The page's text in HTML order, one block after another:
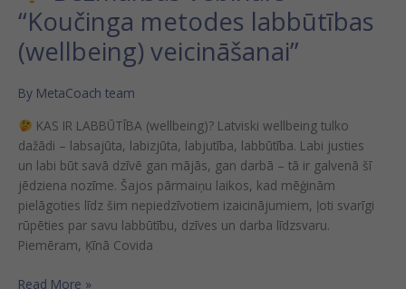
“Koučinga metodes labbūtības
(wellbeing) veicināšanai”
By MetaCoach team
KAS IR LABBŪTĪBA (wellbeing)? Latviski wellbeing tulko
dažādi – labsajūta, labizjūta, labjutība, labbūtība. Labi justies
un labi būt savā dzīvē gan mājās, gan darbā – tā ir galvenā šī
jēdziena nozīme. Šajos pārmaiņu laikos, kad mēģinām
pielāgoties līdz šim nepiedzīvotiem izaicinājumiem, ļoti svarīgi
rūpēties par savu labbūtību, dzīves un darba līdzsvaru.
Piemēram, Ķīnā Covida
Read More »